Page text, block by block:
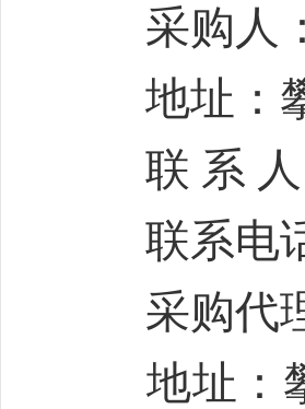
采购人：
地址：攀
联 系 人
联系电话
采购代理
地址：攀